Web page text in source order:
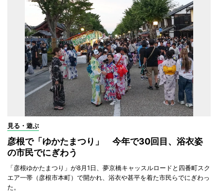
見る・遊ぶ
彦根で「ゆかたまつり」 今年で30回目、浴衣姿
の市民でにぎわう
「彦根ゆかたまつり」が8月1日、夢京橋キャッスルロードと四番町スク
エア一帯（彦根市本町）で開かれ、浴衣や甚平を着た市民らでにぎわっ
た。